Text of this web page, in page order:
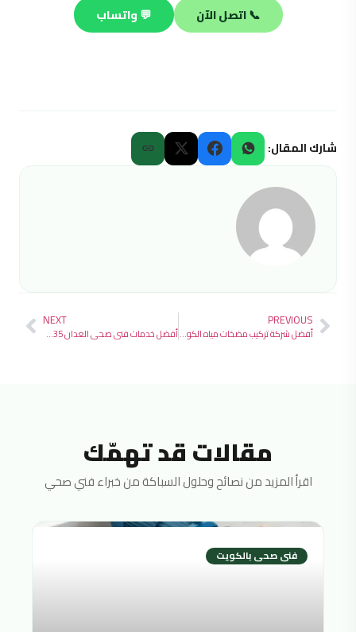
📞 اتصل الآن 💬 واتساب
شارك المقال:
PREVIOUS
أفضل شركة تركيب مضخات مياه الكويت97692735 علي مدار 24 ساعة
NEXT
أفضل خدمات فني صحي العدان 97692735 خدمة احترافية 24 ساعة
مقالات قد تهمّك
اقرأ المزيد من نصائح وحلول السباكة من خبراء فني صحي
فنى صحى بالكويت